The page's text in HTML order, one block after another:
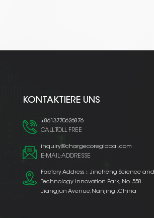
KONTAKTIERE UNS
+8613770626876
CALL TOLL FREE
inquiry@chargecoreglobal.com
E-MAIL-ADDRESSE
Factory Address：Jincheng Science and
Technology Innovation Park, No. 558
Jiangjun Avenue,Nanjing ,China